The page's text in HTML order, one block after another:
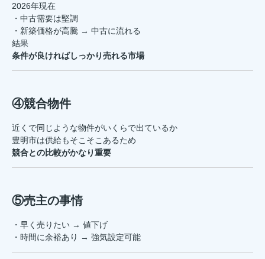
2026年現在
・中古需要は堅調
・新築価格が高騰 → 中古に流れる
結果
条件が良ければしっかり売れる市場
④競合物件
近くで同じような物件がいくらで出ているか
豊明市は供給もそこそこあるため
競合との比較がかなり重要
⑤売主の事情
・早く売りたい → 値下げ
・時間に余裕あり → 強気設定可能